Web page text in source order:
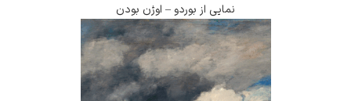
نمایی از بوردو – اوژن بودن